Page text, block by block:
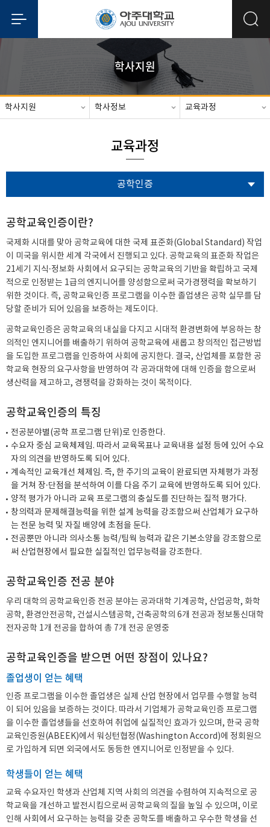
학사지원
학사지원 학사정보 교육과정
교육과정
공학인증
공학교육인증이란?
국제화 시대를 맞아 공학교육에 대한 국제 표준화(Global Standard) 작업
이 미국을 위시한 세계 각국에서 진행되고 있다. 공학교육의 표준화 작업은
21세기 지식·정보화 사회에서 요구되는 공학교육의 기반을 확립하고 국제
적으로 인정받는 1급의 엔지니어를 양성함으로써 국가경쟁력을 확보하기
위한 것이다. 즉, 공학교육인증 프로그램을 이수한 졸업생은 공학 실무를 담
당할 준비가 되어 있음을 보증하는 제도이다.
공학교육인증은 공학교육의 내실을 다지고 시대적 환경변화에 부응하는 창
의적인 엔지니어를 배출하기 위하여 공학교육에 새롭고 창의적인 접근방법
을 도입한 프로그램을 인증하여 사회에 공지한다. 결국, 산업체를 포함한 공
학교육 현장의 요구사항을 반영하여 각 공과대학에 대해 인증을 함으로써
생산력을 제고하고, 경쟁력을 강화하는 것이 목적이다.
공학교육인증의 특징
전공분야별(공학 프로그램 단위)로 인증한다.
수요자 중심 교육체제임. 따라서 교육목표나 교육내용 설정 등에 있어 수요
자의 의견을 반영하도록 되어 있다.
계속적인 교육개선 체제임. 즉, 한 주기의 교육이 완료되면 자체평가 과정
을 거쳐 장·단점을 분석하여 이를 다음 주기 교육에 반영하도록 되어 있다.
양적 평가가 아니라 교육 프로그램의 충실도를 진단하는 질적 평가다.
창의력과 문제해결능력을 위한 설계 능력을 강조함으써 산업체가 요구하
는 전문 능력 및 자질 배양에 초점을 둔다.
전공뿐만 아니라 의사소통 능력/팀웍 능력과 같은 기본소양을 강조함으로
써 산업현장에서 필요한 실질적인 업무능력을 강조한다.
공학교육인증 전공 분야
우리 대학의 공학교육인증 전공 분야는 공과대학 기계공학, 산업공학, 화학
공학, 환경안전공학, 건설시스템공학, 건축공학의 6개 전공과 정보통신대학
전자공학 1개 전공을 합하여 총 7개 전공 운영중
공학교육인증을 받으면 어떤 장점이 있나요?
졸업생이 얻는 혜택
인증 프로그램을 이수한 졸업생은 실제 산업 현장에서 업무를 수행할 능력
이 되어 있음을 보증하는 것이다. 따라서 기업체가 공학교육인증 프로그램
을 이수한 졸업생들을 선호하여 취업에 실질적인 효과가 있으며, 한국 공학
교육인증원(ABEEK)에서 워싱턴협정(Washington Accord)에 정회원으
로 가입하게 되면 외국에서도 동등한 엔지니어로 인정받을 수 있다.
학생들이 얻는 혜택
교육 수요자인 학생과 산업체 지역 사회의 의견을 수렴하여 지속적으로 공
학교육을 개선하고 발전시킴으로써 공학교육의 질을 높일 수 있으며, 이로
인해 사회에서 요구하는 능력을 갖춘 공학도를 배출하고 우수한 학생을 선